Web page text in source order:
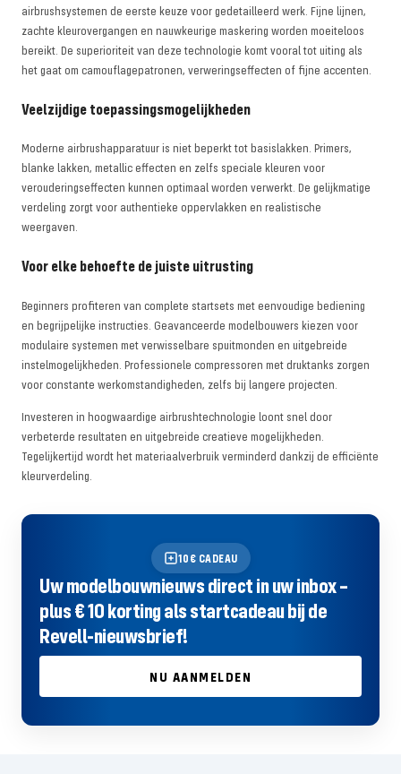
airbrushsystemen de eerste keuze voor gedetailleerd werk. Fijne lijnen,
zachte kleurovergangen en nauwkeurige maskering worden moeiteloos
bereikt. De superioriteit van deze technologie komt vooral tot uiting als
het gaat om camouflagepatronen, verweringseffecten of fijne accenten.
Veelzijdige toepassingsmogelijkheden
Moderne airbrushapparatuur is niet beperkt tot basislakken. Primers,
blanke lakken, metallic effecten en zelfs speciale kleuren voor
verouderingseffecten kunnen optimaal worden verwerkt. De gelijkmatige
verdeling zorgt voor authentieke oppervlakken en realistische
weergaven.
Voor elke behoefte de juiste uitrusting
Beginners profiteren van complete startsets met eenvoudige bediening
en begrijpelijke instructies. Geavanceerde modelbouwers kiezen voor
modulaire systemen met verwisselbare spuitmonden en uitgebreide
instelmogelijkheden. Professionele compressoren met druktanks zorgen
voor constante werkomstandigheden, zelfs bij langere projecten.
Investeren in hoogwaardige airbrushtechnologie loont snel door
verbeterde resultaten en uitgebreide creatieve mogelijkheden.
Tegelijkertijd wordt het materiaalverbruik verminderd dankzij de efficiënte
kleurverdeling.
10€ CADEAU
Uw modelbouwnieuws direct in uw inbox –
plus € 10 korting als startcadeau bij de
Revell-nieuwsbrief!
NU AANMELDEN